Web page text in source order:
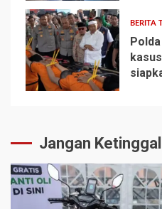
5
BERITA
Jangan